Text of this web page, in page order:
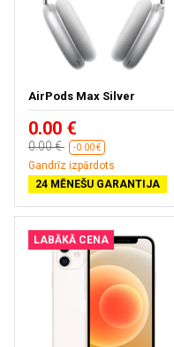
AirPods Max Silver
0.00 €
0.00 € -0.00 €
Gandrīz izpārdots
24 MĒNEŠU GARANTIJA
LABĀKĀ CENA